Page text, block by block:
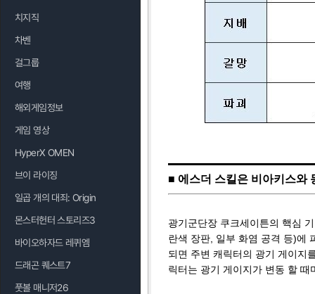
치지직
차벤
걸그룹
여행
해외게임정보
게임 영상
HyperX OMEN
브이 라이징
일곱 개의 대죄: Origin
몬스터헌터 스토리즈3
바이오하자드 레퀴엠
드래곤 퀘스트7
풋볼 매니저26
■ 에스더 스킬은 비아키스와
광기군단장 쿠크세이튼의 핵심
란색 장판, 일부 화염 공격 등)에
되면 주변 캐릭터의 광기 게이지
릭터는 광기 게이지가 변동 할